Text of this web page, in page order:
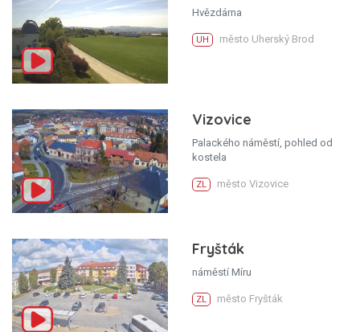
Hvězdárna
UH město Uherský Brod
Vizovice
Palackého náměstí, pohled od
kostela
ZL město Vizovice
Fryšták
náměstí Míru
ZL město Fryšták